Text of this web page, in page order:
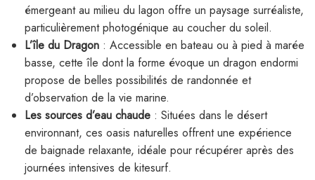
émergeant au milieu du lagon offre un paysage surréaliste,
particulièrement photogénique au coucher du soleil.
L’île du Dragon : Accessible en bateau ou à pied à marée
basse, cette île dont la forme évoque un dragon endormi
propose de belles possibilités de randonnée et
d’observation de la vie marine.
Les sources d’eau chaude : Situées dans le désert
environnant, ces oasis naturelles offrent une expérience
de baignade relaxante, idéale pour récupérer après des
journées intensives de kitesurf.